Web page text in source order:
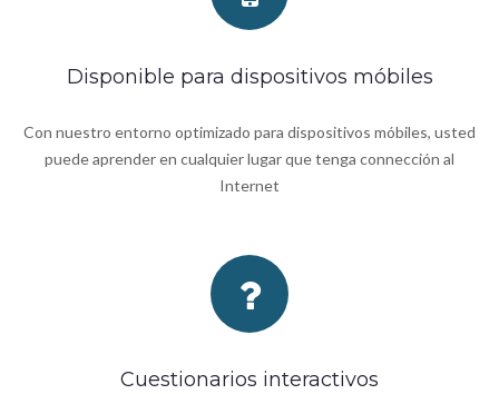
Disponible para dispositivos móbiles
Con nuestro entorno optimizado para dispositivos móbiles, usted
puede aprender en cualquier lugar que tenga connección al
Internet
Cuestionarios interactivos